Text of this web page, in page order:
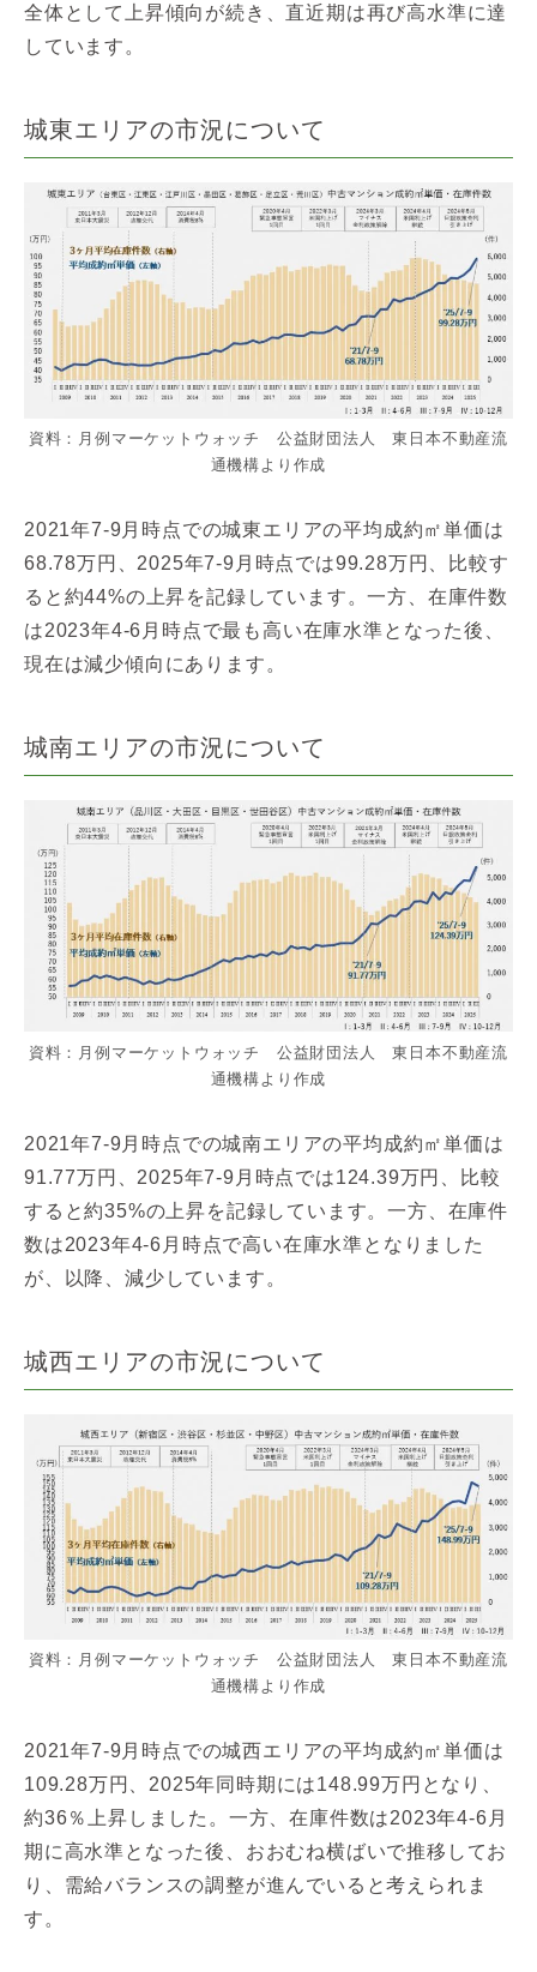
全体として上昇傾向が続き、直近期は再び高水準に達
しています。
城東エリアの市況について
資料：月例マーケットウォッチ 公益財団法人 東日本不動産流
通機構より作成
2021年7-9月時点での城東エリアの平均成約㎡単価は
68.78万円、2025年7-9月時点では99.28万円、比較す
ると約44%の上昇を記録しています。一方、在庫件数
は2023年4-6月時点で最も高い在庫水準となった後、
現在は減少傾向にあります。
城南エリアの市況について
資料：月例マーケットウォッチ 公益財団法人 東日本不動産流
通機構より作成
2021年7-9月時点での城南エリアの平均成約㎡単価は
91.77万円、2025年7-9月時点では124.39万円、比較
すると約35%の上昇を記録しています。一方、在庫件
数は2023年4-6月時点で高い在庫水準となりました
が、以降、減少しています。
城西エリアの市況について
資料：月例マーケットウォッチ 公益財団法人 東日本不動産流
通機構より作成
2021年7-9月時点での城西エリアの平均成約㎡単価は
109.28万円、2025年同時期には148.99万円となり、
約36％上昇しました。一方、在庫件数は2023年4-6月
期に高水準となった後、おおむね横ばいで推移してお
り、需給バランスの調整が進んでいると考えられま
す。